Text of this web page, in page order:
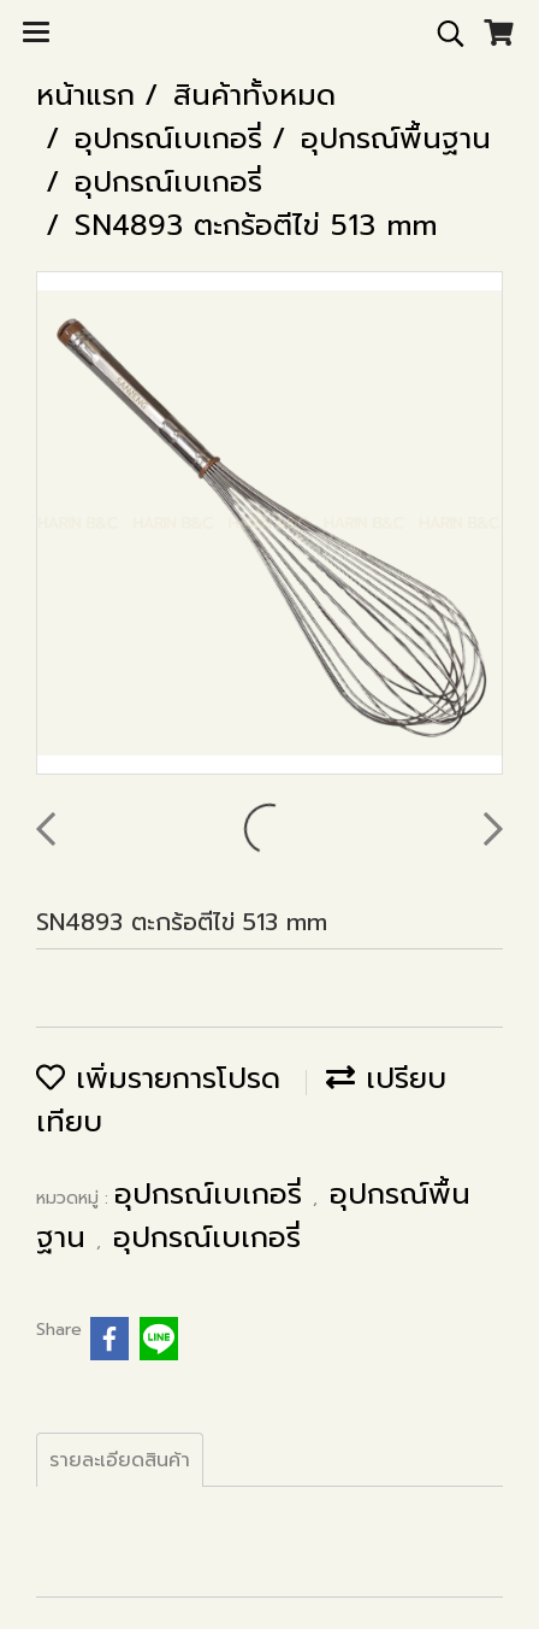
หน้าแรก
สินค้าทั้งหมด
อุปกรณ์เบเกอรี่
อุปกรณ์พื้นฐาน
อุปกรณ์เบเกอรี่
SN4893 ตะกร้อตีไข่ 513 mm
SN4893 ตะกร้อตีไข่ 513 mm
เพิ่มรายการโปรด
เปรียบ
เทียบ
หมวดหมู่ : อุปกรณ์เบเกอรี่ , อุปกรณ์พื้น
ฐาน , อุปกรณ์เบเกอรี่
Share
รายละเอียดสินค้า